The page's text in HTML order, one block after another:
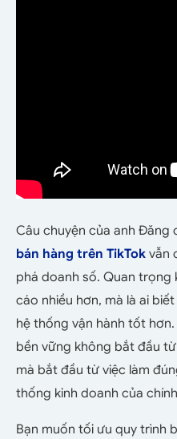
Câu chuyện của anh
bán hàng trên TikTok vẫn
phá doanh số. Quan trọng
cáo nhiều hơn, mà là ai
hệ thống vận hành tốt
bền vững không bắt đầu
mà bắt đầu từ việc làm
thống kinh doanh của
Bạn muốn tối ưu quy trình